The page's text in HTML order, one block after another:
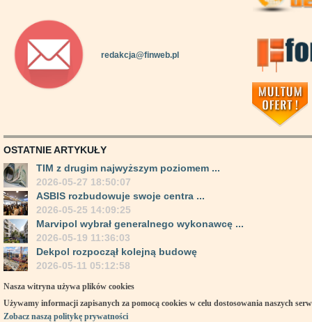
redakcja@finweb.pl
OSTATNIE ARTYKUŁY
TIM z drugim najwyższym poziomem ...
2026-05-27 18:50:07
ASBIS rozbudowuje swoje centra ...
2026-05-25 14:09:25
Marvipol wybrał generalnego wykonawcę ...
2026-05-19 11:36:03
Dekpol rozpoczął kolejną budowę
2026-05-11 05:12:58
Nasza witryna używa plików cookies
Używamy informacji zapisanych za pomocą cookies w celu dostosowania naszych
Zobacz naszą politykę prywatności